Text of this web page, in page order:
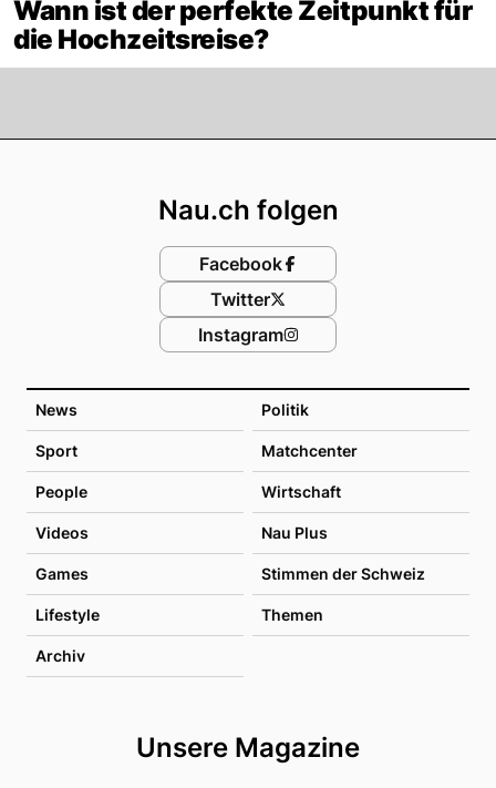
Wann ist der perfekte Zeitpunkt für
die Hochzeitsreise?
News Politik
Sport Matchcenter
People Wirtschaft
Videos Nau Plus
Games Stimmen der Schweiz
Lifestyle Themen
Archiv
Unsere Magazine
Nau.ch folgen
Facebook
Twitter
Instagram